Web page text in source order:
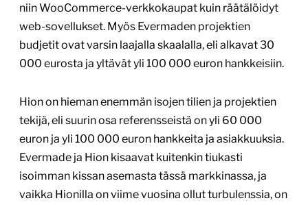
niin WooCommerce-verkkokaupat kuin räätälöidyt
web-sovellukset. Myös Evermaden projektien
budjetit ovat varsin laajalla skaalalla, eli alkavat 30
000 eurosta ja yltävät yli 100 000 euron hankkeisiin.
Hion on hieman enemmän isojen tilien ja projektien
tekijä, eli suurin osa referensseistä on yli 60 000
euron ja yli 100 000 euron hankkeita ja asiakkuuksia.
Evermade ja Hion kisaavat kuitenkin tiukasti
isoimman kissan asemasta tässä markkinassa, ja
vaikka Hionilla on viime vuosina ollut turbulenssia, on